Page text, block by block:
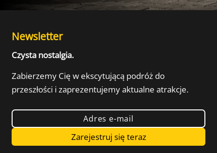
Newsletter
Czysta nostalgia.
Zabierzemy Cię w ekscytującą podróż do
przeszłości i zaprezentujemy aktualne atrakcje.
Adres e-mail
Zarejestruj się teraz